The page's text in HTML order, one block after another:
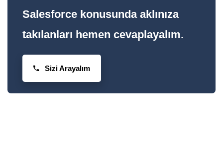
Salesforce konusunda aklınıza
takılanları hemen cevaplayalım.
Sizi Arayalım